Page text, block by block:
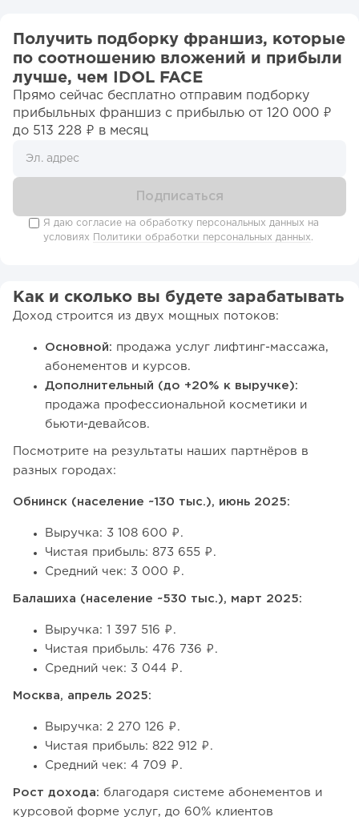
Получить подборку франшиз, которые
по соотношению вложений и прибыли
лучше, чем IDOL FACE
Прямо сейчас бесплатно отправим подборку
прибыльных франшиз c прибылью от 120 000 ₽
до 513 228 ₽ в месяц
Я даю согласие на обработку персональных данных на
условиях
Политики обработки персональных данных.
Как и сколько вы будете зарабатывать
Доход строится из двух мощных потоков:
Основной: продажа услуг лифтинг-массажа,
абонементов и курсов.
Дополнительный (до +20% к выручке):
продажа профессиональной косметики и
бьюти-девайсов.
Посмотрите на результаты наших партнёров в
разных городах:
Обнинск (население ~130 тыс.), июнь 2025:
Выручка: 3 108 600 ₽.
Чистая прибыль: 873 655 ₽.
Средний чек: 3 000 ₽.
Балашиха (население ~530 тыс.), март 2025:
Выручка: 1 397 516 ₽.
Чистая прибыль: 476 736 ₽.
Средний чек: 3 044 ₽.
Москва, апрель 2025:
Выручка: 2 270 126 ₽.
Чистая прибыль: 822 912 ₽.
Средний чек: 4 709 ₽.
Рост дохода: благодаря системе абонементов и
курсовой форме услуг, до 60% клиентов